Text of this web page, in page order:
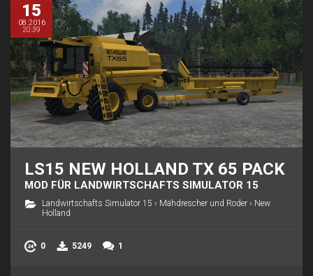
15
08.2016
20:39
LS15 NEW HOLLAND TX 65 PACK
MOD FÜR LANDWIRTSCHAFTS SIMULATOR 15
Landwirtschafts Simulator 15 › Mähdrescher und Roder › New
Holland
0 5249 1